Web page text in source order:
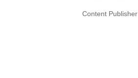
Content Publisher